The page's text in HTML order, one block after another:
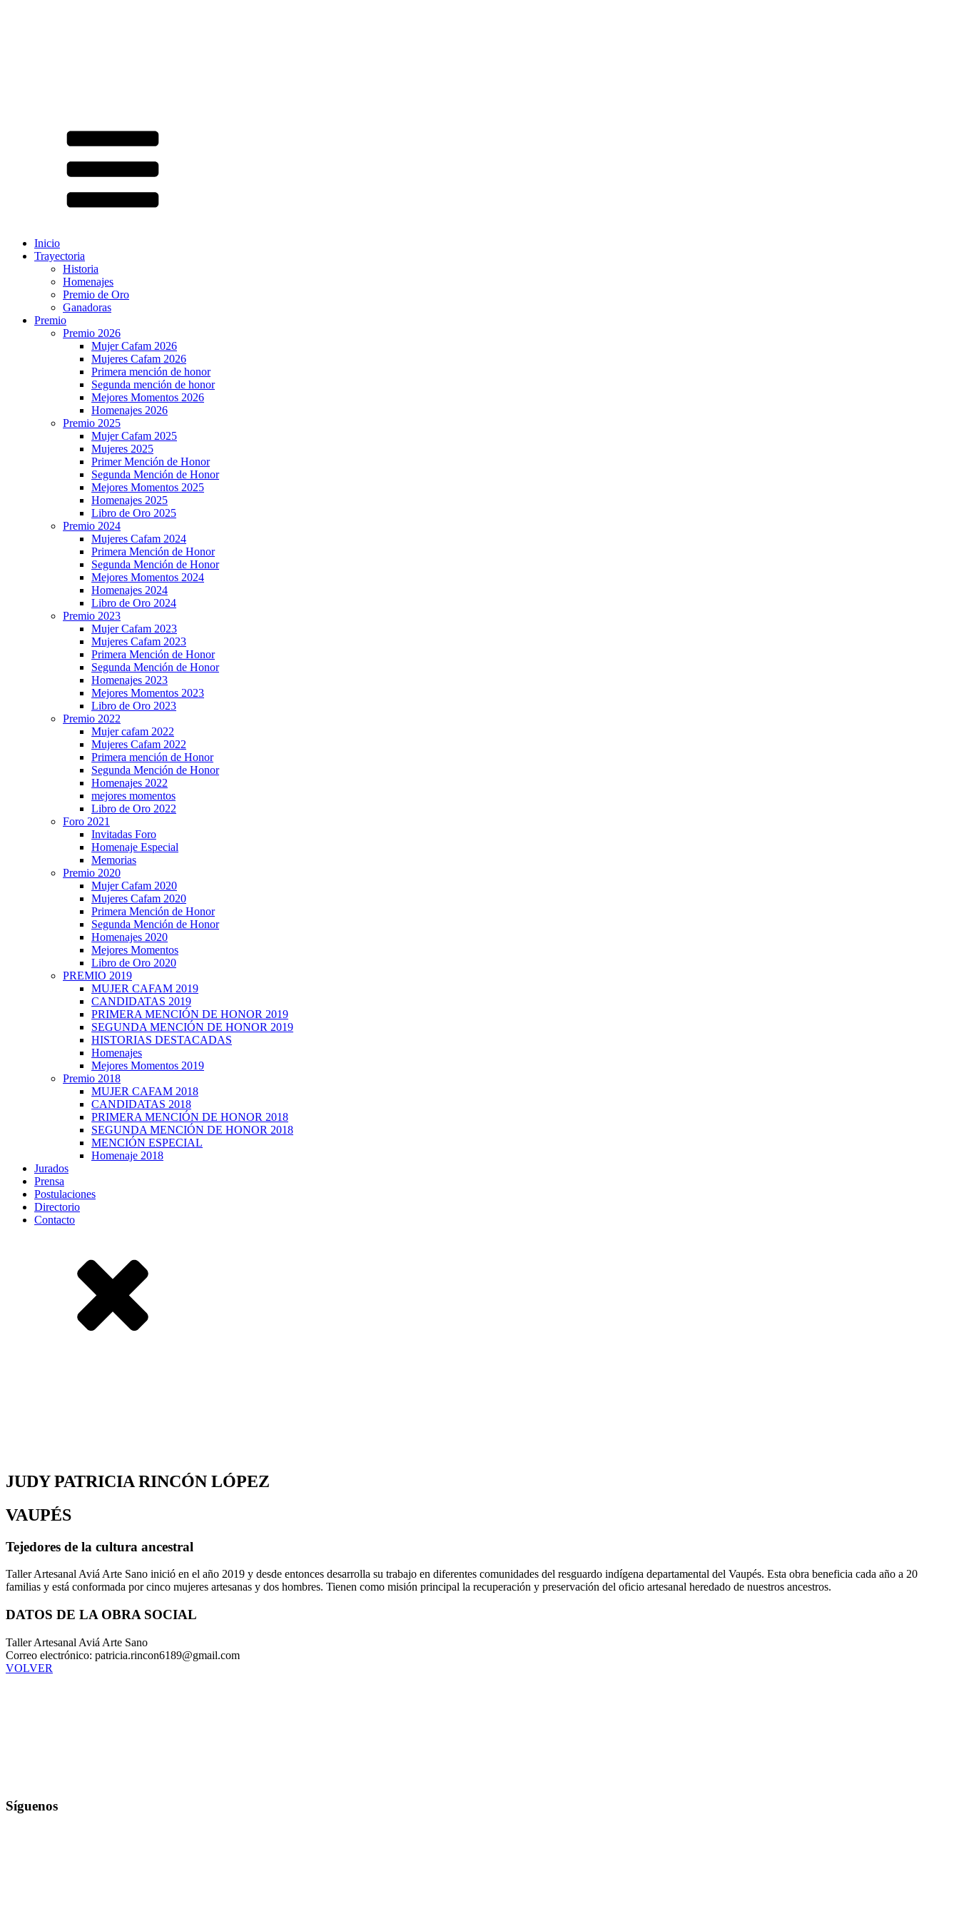
Inicio
Trayectoria
Historia
Homenajes
Premio de Oro
Ganadoras
Premio
Premio 2026
Mujer Cafam 2026
Mujeres Cafam 2026
Primera mención de honor
Segunda mención de honor
Mejores Momentos 2026
Homenajes 2026
Premio 2025
Mujer Cafam 2025
Mujeres 2025
Primer Mención de Honor
Segunda Mención de Honor
Mejores Momentos 2025
Homenajes 2025
Libro de Oro 2025
Premio 2024
Mujeres Cafam 2024
Primera Mención de Honor
Segunda Mención de Honor
Mejores Momentos 2024
Homenajes 2024
Libro de Oro 2024
Premio 2023
Mujer Cafam 2023
Mujeres Cafam 2023
Primera Mención de Honor
Segunda Mención de Honor
Homenajes 2023
Mejores Momentos 2023
Libro de Oro 2023
Premio 2022
Mujer cafam 2022
Mujeres Cafam 2022
Primera mención de Honor
Segunda Mención de Honor
Homenajes 2022
mejores momentos
Libro de Oro 2022
Foro 2021
Invitadas Foro
Homenaje Especial
Memorias
Premio 2020
Mujer Cafam 2020
Mujeres Cafam 2020
Primera Mención de Honor
Segunda Mención de Honor
Homenajes 2020
Mejores Momentos
Libro de Oro 2020
PREMIO 2019
MUJER CAFAM 2019
CANDIDATAS 2019
PRIMERA MENCIÓN DE HONOR 2019
SEGUNDA MENCIÓN DE HONOR 2019
HISTORIAS DESTACADAS
Homenajes
Mejores Momentos 2019
Premio 2018
MUJER CAFAM 2018
CANDIDATAS 2018
PRIMERA MENCIÓN DE HONOR 2018
SEGUNDA MENCIÓN DE HONOR 2018
MENCIÓN ESPECIAL
Homenaje 2018
Jurados
Prensa
Postulaciones
Directorio
Contacto
JUDY PATRICIA RINCÓN LÓPEZ
VAUPÉS
Tejedores de la cultura ancestral
Taller Artesanal Aviá Arte Sano inició en el año 2019 y desde entonces desarrolla su trabajo en diferentes comunidades del resguardo indígena departamental del Vaupés. Esta obra beneficia cada año a 20
familias y está conformada por cinco mujeres artesanas y dos hombres. Tienen como misión principal la recuperación y preservación del oficio artesanal heredado de nuestros ancestros.
DATOS DE LA OBRA SOCIAL
Taller Artesanal Aviá Arte Sano
Correo electrónico: patricia.rincon6189@gmail.com
VOLVER
Síguenos